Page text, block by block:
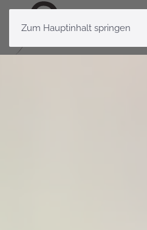
Zum Hauptinhalt springen